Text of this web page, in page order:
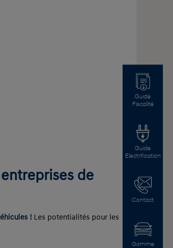
de
! Les potentialités pour les
Guide
Fiscalité
Guide
Electrification
Contact
Gamme